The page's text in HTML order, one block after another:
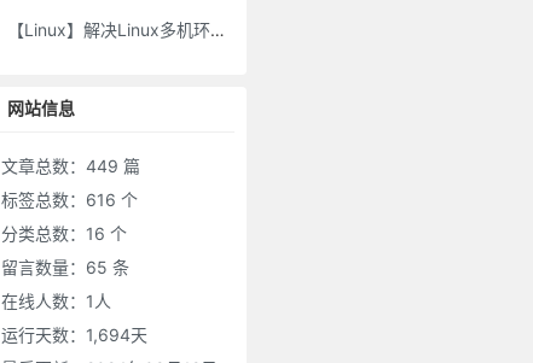
【Linux】解决Linux多机环境UID/GID不一致导致的备份权限问题
网站信息
文章总数：449 篇
标签总数：616 个
分类总数：16 个
留言数量：65 条
在线人数： 1 人
运行天数：1,694天